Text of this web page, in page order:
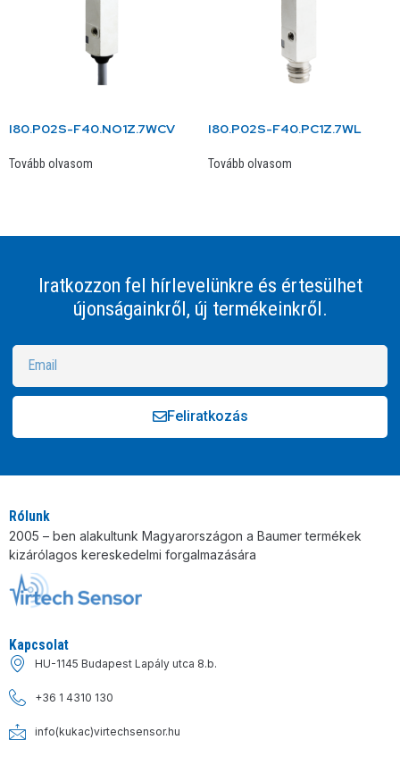
I80.P02S-F40.NO1Z.7WCV
Tovább olvasom
I80.P02S-F40.PC1Z.7WL
Tovább olvasom
Iratkozzon fel hírlevelünkre és értesülhet
újonságainkről, új termékeinkről.
Feliratkozás
Rólunk
2005 – ben alakultunk Magyarországon a Baumer termékek
kizárólagos kereskedelmi forgalmazására
Kapcsolat
HU-1145 Budapest Lapály utca 8.b.
+36 1 4310 130
info(kukac)virtechsensor.hu